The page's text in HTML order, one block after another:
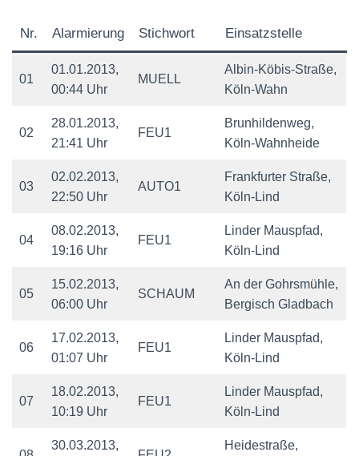
Nr. Alarmierung Stichwort Einsatzstelle
01
01.01.2013,
00:44 Uhr
MUELL
Albin-Köbis-Straße,
Köln-Wahn
02
28.01.2013,
21:41 Uhr
FEU1
Brunhildenweg,
Köln-Wahnheide
03
02.02.2013,
22:50 Uhr
AUTO1
Frankfurter Straße,
Köln-Lind
04
08.02.2013,
19:16 Uhr
FEU1
Linder Mauspfad,
Köln-Lind
05
15.02.2013,
06:00 Uhr
SCHAUM
An der Gohrsmühle,
Bergisch Gladbach
06
17.02.2013,
01:07 Uhr
FEU1
Linder Mauspfad,
Köln-Lind
07
18.02.2013,
10:19 Uhr
FEU1
Linder Mauspfad,
Köln-Lind
30.03.2013,
Heidestraße,